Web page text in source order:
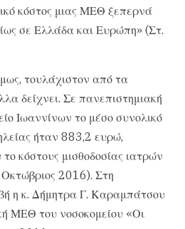
κόστος μιας ΜΕΘ ξεπερνά
σε Ελλάδα και Ευρώπη» (Στ.
τουλάχιστον από τα
δείχνει. Σε πανεπιστημιακή
Ιωαννίνων το μέσο συνολικό
ήταν 883,2 ευρώ,
κόστους μισθοδοσίας ιατρών
2016). Στη
η κ. Δήμητρα Γ. Καραμπάτσου
ΜΕΘ του νοσοκομείου «Οι